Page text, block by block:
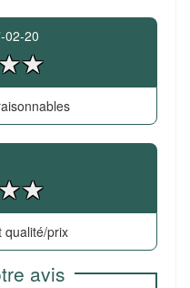
02-20
qualité/prix
avis